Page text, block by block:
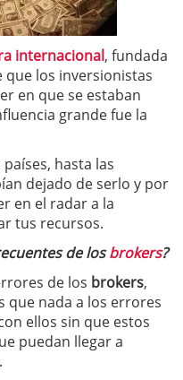
internacional, fundada
que los inversionistas
en que se estaban
grande fue la
hasta las
dejado de serlo y por
en el radar a la
tus recursos.
de losbrokers?
de los brokers,
que nada a los errores
ellos sin que estos
puedan llegar a